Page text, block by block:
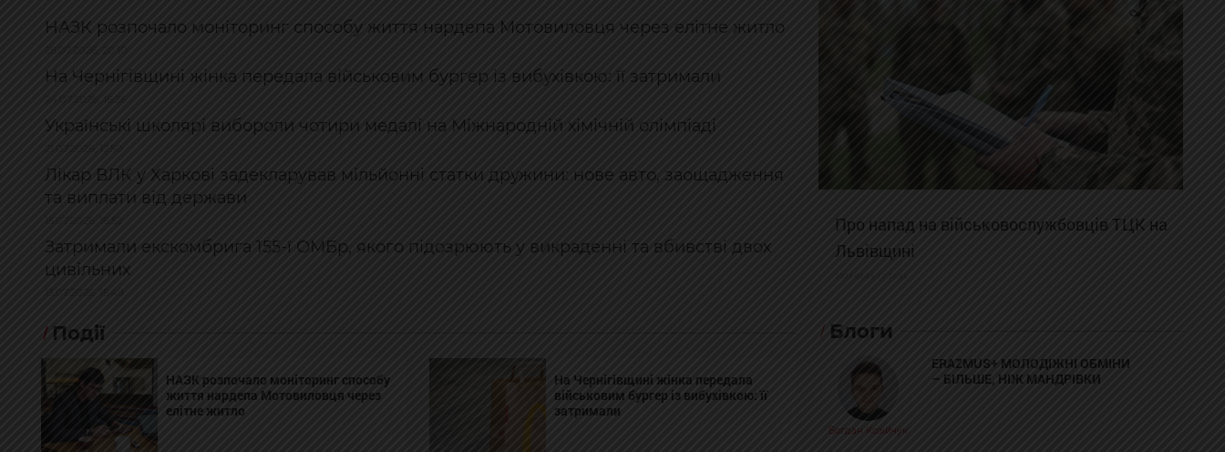
НАЗК розпочало моніторинг способу життя нардепа Мотовиловця через елітне житло
На Чернігівщині жінка передала військовим бургер із вибухівкою: її затримали
Українські школярі вибороли чотири медалі на Міжнародній хімічній олімпіаді
Лікар ВЛК у Харкові задекларував мільйонні статки дружини: нове авто, заощадження
та виплати від держави
Затримали екскомбрига 155-ї ОМБр, якого підозрюють у викраденні та вбивстві двох
цивільних
Події
НАЗК розпочало моніторинг способу
життя нардепа Мотовиловця через
елітне житло
На Чернігівщині жінка передала
військовим бургер із вибухівкою: її
затримали
Про напад на військовослужбовців ТЦК на
Львівщині
Блоги
Богдан Козійчук
ERAZMUS+ МОЛОДІЖНІ ОБМІНИ
– БІЛЬШЕ, НІЖ МАНДРІВКИ